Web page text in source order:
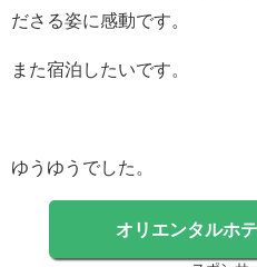
ださる姿に感動です。
また宿泊したいです。
ゆうゆうでした。
オリエンタルホ